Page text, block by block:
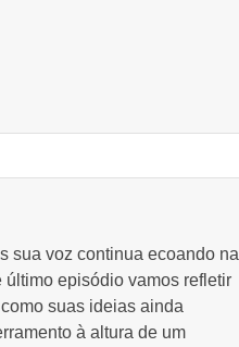
sua voz continua ecoando na
episódio vamos refletir
suas ideias ainda
à altura de um